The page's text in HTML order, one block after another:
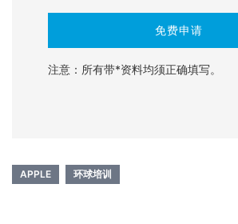
注意：所有带*资料均须正确填写。
APPLE 环球培训